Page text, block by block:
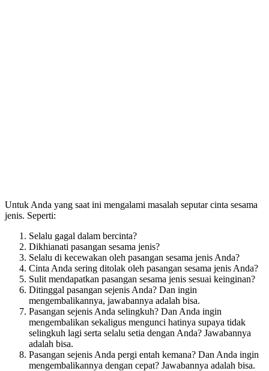
Untuk Anda yang saat ini mengalami masalah seputar cinta sesama
jenis. Seperti:
Selalu gagal dalam bercinta?
Dikhianati pasangan sesama jenis?
Selalu di kecewakan oleh pasangan sesama jenis Anda?
Cinta Anda sering ditolak oleh pasangan sesama jenis Anda?
Sulit mendapatkan pasangan sesama jenis sesuai keinginan?
Ditinggal pasangan sejenis Anda? Dan ingin
mengembalikannya, jawabannya adalah bisa.
Pasangan sejenis Anda selingkuh? Dan Anda ingin
mengembalikan sekaligus mengunci hatinya supaya tidak
selingkuh lagi serta selalu setia dengan Anda? Jawabannya
adalah bisa.
Pasangan sejenis Anda pergi entah kemana? Dan Anda ingin
mengembalikannya dengan cepat? Jawabannya adalah bisa.